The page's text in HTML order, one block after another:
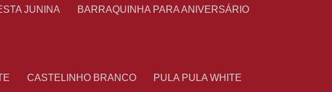
JUNINA BARRAQUINHA PARA ANIVERSÁRIO
CASTELINHO BRANCO PULA PULA WHITE